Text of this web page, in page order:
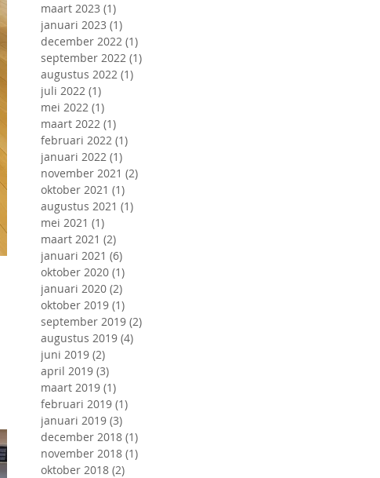
maart 2023 (1)
januari 2023 (1)
december 2022 (1)
september 2022 (1)
augustus 2022 (1)
juli 2022 (1)
mei 2022 (1)
maart 2022 (1)
februari 2022 (1)
januari 2022 (1)
november 2021 (2)
oktober 2021 (1)
augustus 2021 (1)
mei 2021 (1)
maart 2021 (2)
januari 2021 (6)
oktober 2020 (1)
januari 2020 (2)
oktober 2019 (1)
september 2019 (2)
augustus 2019 (4)
juni 2019 (2)
april 2019 (3)
maart 2019 (1)
februari 2019 (1)
januari 2019 (3)
december 2018 (1)
november 2018 (1)
oktober 2018 (2)